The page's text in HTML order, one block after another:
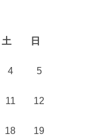
土 日
4 5
11 12
18 19